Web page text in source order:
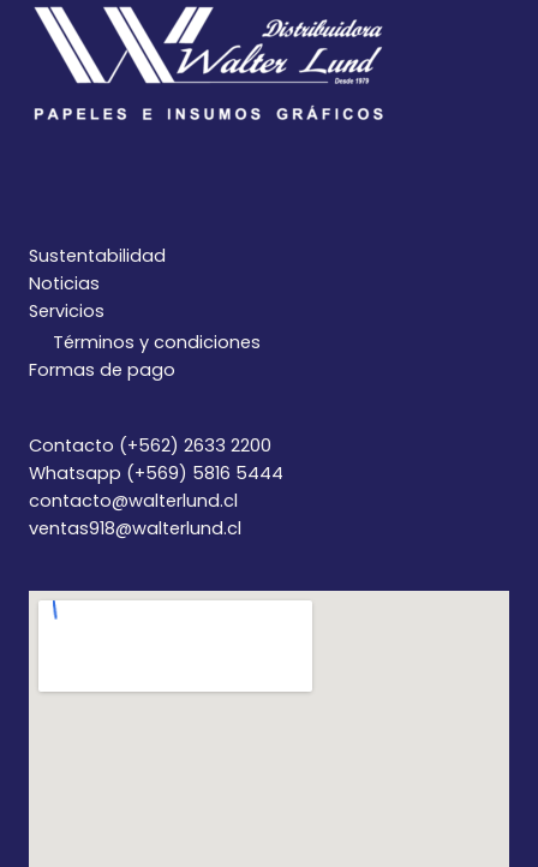
Sustentabilidad
Noticias
Servicios
Términos y condiciones
Formas de pago
Contacto (+562) 2633 2200
Whatsapp (+569) 5816 5444
contacto@walterlund.cl
ventas918@walterlund.cl